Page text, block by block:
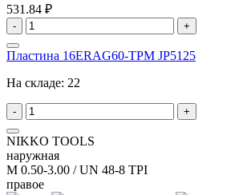
531.84 ₽
- +
Пластина 16ERAG60-TPM JP5125
На складе: 22
- +
NIKKO TOOLS
наружная
M 0.50-3.00 / UN 48-8 TPI
правое